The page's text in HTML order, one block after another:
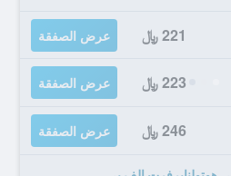
221 ﷼ عرض الصفقة
223 ﷼ عرض الصفقة
246 ﷼ عرض الصفقة